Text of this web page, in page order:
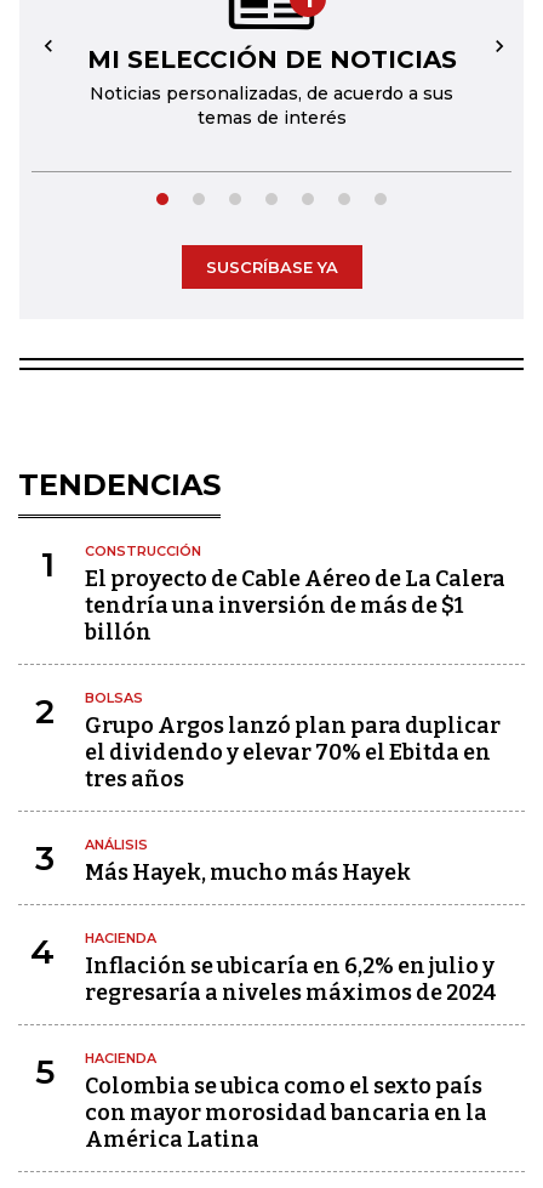
MI SELECCIÓN DE NOTICIAS
Noticias personalizadas, de acuerdo a sus
temas de interés
← →
SUSCRÍBASE YA
TENDENCIAS
1 CONSTRUCCIÓN
El proyecto de Cable Aéreo de La Calera
tendría una inversión de más de $1
billón
2 BOLSAS
Grupo Argos lanzó plan para duplicar
el dividendo y elevar 70% el Ebitda en
tres años
3 ANÁLISIS
Más Hayek, mucho más Hayek
4 HACIENDA
Inflación se ubicaría en 6,2% en julio y
regresaría a niveles máximos de 2024
5 HACIENDA
Colombia se ubica como el sexto país
con mayor morosidad bancaria en la
América Latina